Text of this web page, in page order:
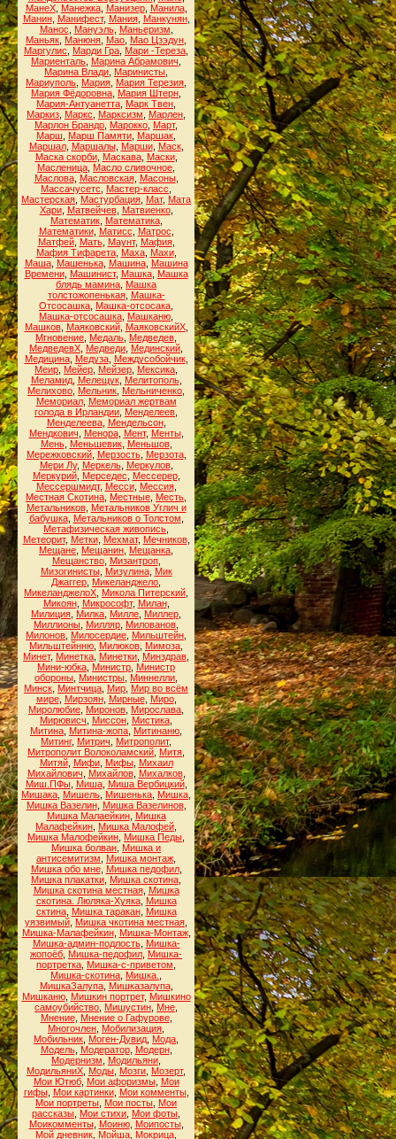
МанеХ, Манежка, Манизер, Манила,
Манин, Манифест, Мания, Манкунян,
Манос
Мануэль, Маньеризм
Маньяк Манюня Мао Мао Цзэдун
Маргулис
Марди Гра Мари -Тереза
Мариенталь Марина Абрамович
Марина Влади Маринисты
Мариуполь Мария Мария Терезия
Мария Фёдоровна Мария Штерн
Мария-Антуанетта Марк Твен
Маркиз Маркс Марксизм Марлен
Марлон Брандо Марокко Март,
Марш
Марш Памяти Маршак
Маршал, Маршалы, Марши, Маск,
Маска скорби, Маскава, Маски,
Масленица Масло сливочное
Маслова, Масловская, Масоны,
Массачусетс
Мастер-класс
Мастерская Мастурбация Мат, Мата
Хари, Матвейчев, Матвиенко,
Математик, Математика,
Математики, Матисс Матрос
Матфей, Мать, Маунт, Мафия,
Мафия Тифарета, Маха, Махи,
Маша, Машенька, Машина, Машина
Времени, Машинист, Машка, Машка
блядь мамина Машка
толстожопенькая, Машка-
Отсосашка Машка-отсосака
Машка-отсосашка Машканю
Машков, Маяковский, МаяковскийХ,
Мгновение Медаль Медведев
МедведевХ Медведи Мединский
Медицина, Медуза, Междусобойчик,
Меир Мейер Мейзер Мексика
Меламид, Мелещук, Мелитополь,
Мелихово Мельник Мельниченко
Мемориал, Мемориал жертвам
голода в Ирландии Менделеев
Менделеева, Мендельсон,
Мендкович
Менора, Мент, Менты,
Мень, Меньшевик, Меньшов,
Мережковский, Мерзость, Мерзота,
Мери Лу, Меркель, Меркулов,
Меркурий, Мерседес Мессерер,
Мессершмидт, Месси, Мессия,
Местная Скотина Местные Месть
Метальников, Метальников Углич и
бабушка, Метальников о Толстом
Метафизическая живопись
Метеорит, Метки, Мехмат, Мечников,
Мещане Мещанин Мещанка
Мещанство, Мизантроп,
Мизогинисты, Мизулина, Мик
Джаггер Микеланджело
МикеланджелоХ Микола Питерский
Микоян, Микрософт, Милан,
Милиция Милка Милле Миллер
Миллионы Милляр Милованов
Милонов Милосердие Мильштейн
Мильштейнню Милюков Мимоза
Минет, Минетка Минетки Минздрав
Мини-юбка Министр Министр
обороны Министры Миннелли
Минск Минтчица Мир Мир во всём
мире, Мирзоян, Мирные, Миро,
Миролюбие Миронов Мирослава
Мирювисч
Миссон Мистика
Митина Митина-жопа Митинаню
Митинг, Митрич Митрополит,
Митрополит Волоколамский Митя
Митяй, Мифи, Мифы, Михаил
Михайлович
Михайлов, Михалков,
Миш.ПФы, Миша, Миша Вербицкий,
Мишака Мишель Мишенька Мишка
Мишка Вазелин, Мишка Вазелинов,
Мишка Малаейкин, Мишка
Малафейкин Мишка Малофей
Мишка Малофейкин Мишка Педы
Мишка болван Мишка и
антисемитизм
Мишка монтаж
Мишка обо мне, Мишка педофил,
Мишка плакатки Мишка скотина
Мишка скотина местная, Мишка
скотина. Люляка-Хуяка, Мишка
сктина, Мишка таракан, Мишка
уязвимый Мишка чкотина местная
Мишка-Малафейкин, Мишка-Монтаж,
Мишка-админ-подлость, Мишка-
жопоёб Мишка-педофил Мишка-
портретка Мишка-с-приветом
Мишка-скотина Мишка.
МишкаЗалупа, Мишказалупа,
Мишканю, Мишкин портрет, Мишкино
самоубийство Мишустин Мне
Мнение, Мнение о Гафурове,
Многочлен Мобилизация
Мобильник Моген-Дувид Мода
Модель, Модератор, Модерн,
Модернизм
Модильяни
МодильяниХ Моды Мозги Мозерт,
Мои Ютюб, Мои афоризмы, Мои
гифы, Мои картинки, Мои комменты,
Мои портреты Мои посты Мои
рассказы Мои стихи Мои фоты
Моикомменты, Моиню, Моипосты,
Мой дневник Мойша Мокрица